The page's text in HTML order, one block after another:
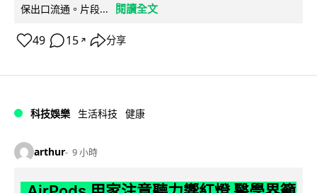
保出口流通。片段...
閱讀全文
49 15 ↗ 分享
科技娛樂 生活科技 健康
arthur 9 小時